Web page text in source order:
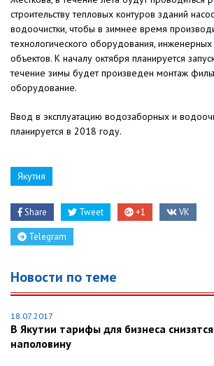
строительству тепловых контуров зданий
водоочистки, чтобы в зимнее время
технологического оборудования, инженерных
объектов. К началу октября планируется
течение зимы будет произведен монтаж
оборудование.
Ввод в эксплуатацию водозаборных и
планируется в 2018 году.
Якутия
Share Tweet +1 VK
Telegram
Новости по теме
18.07.2017
В Якутии тарифы для бизнеса
наполовину